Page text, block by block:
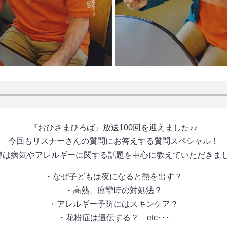
『おひさまひろば』放送100回を迎えました♪♪
今回もリスナーさんの質問にお答えする質問スペシャル！
は病気やアレルギーに関する話題を中心に教えていただきま
・なぜ子どもは夜になると熱を出す？
・高熱、痙攣時の対処法？
・アレルギー予防にはスキンケア？
・花粉症は遺伝する？ etc･･･